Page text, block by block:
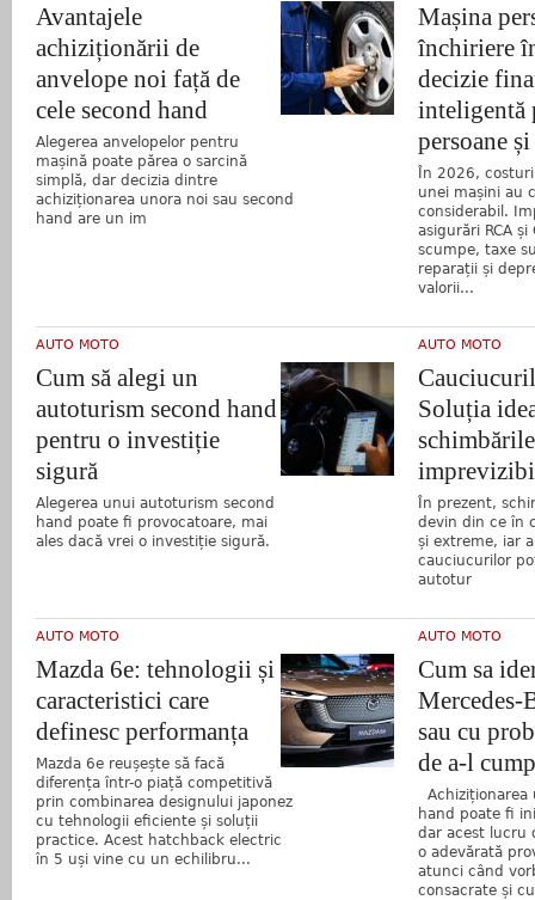
Avantajele
achiziționării de
anvelope noi față de
cele second hand
Alegerea anvelopelor pentru
mașină poate părea o sarcină
simplă, dar decizia dintre
achiziționarea unora noi sau second
hand are un im
Mașina
închiriere
decizie
inteligentă
persoane
În 2026,
unei mașini au
considerabil.
asigurări RCA și
scumpe, taxe
reparații și
valorii...
AUTO MOTO
Cum să alegi un
autoturism second hand
pentru o investiție
sigură
Alegerea unui autoturism second
hand poate fi provocatoare, mai
ales dacă vrei o investiție sigură.
AUTO MOTO
Soluția
În prezent,
devin din ce în
și extreme, iar
cauciucurilor
autotur
AUTO MOTO
Mazda 6e: tehnologii și
caracteristici care
definesc performanța
Mazda 6e reușește să facă
diferența într-o piață competitivă
prin combinarea designului japonez
cu tehnologii eficiente și soluții
practice. Acest hatchback electric
în 5 uși vine cu un echilibru...
AUTO MOTO
Cum sa
Mercedes-
sau cu
de a-l
Achiziționarea
hand poate fi
dar acest lucru
o adevărată
atunci când
consacrate și